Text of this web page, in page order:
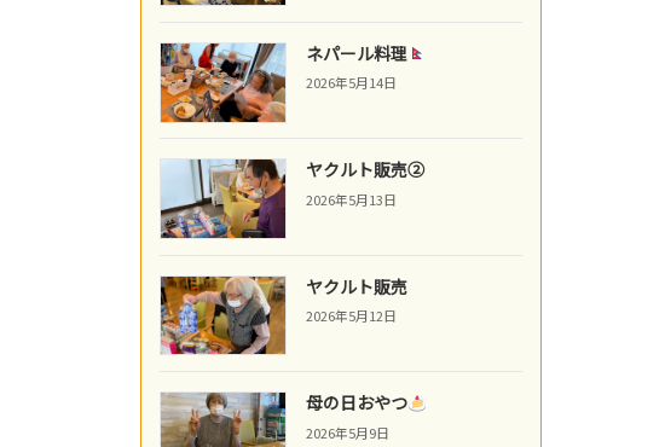
ネパール料理
2026年5月14日
ヤクルト販売②
2026年5月13日
ヤクルト販売
2026年5月12日
母の日おやつ
2026年5月9日